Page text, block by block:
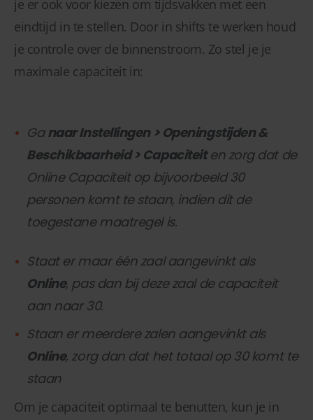
je er ook voor kiezen om tijdsvakken met een
eindtijd in te stellen. Door in shifts te werken houd
je controle over de binnenstroom. Zo stel je je
maximale capaciteit in:
Ganaar Instellingen > Openingstijden &
Beschikbaarheid > Capaciteiten zorg dat de
Online Capaciteit op bijvoorbeeld 30
personen komt te staan, indien dit de
toegestane maatregel is.
Staat er maar één zaal aangevinkt als
Online, pas dan bij deze zaal de capaciteit
aan naar 30.
Staan er meerdere zalen aangevinkt als
Online, zorg dan dat het totaal op 30 komt te
staan
Om je capaciteit optimaal te benutten, kun je in